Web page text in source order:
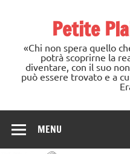
Petite
«Chi non spera quello
potrà scoprirne la
diventare, con il suo
può essere trovato e a
MENU